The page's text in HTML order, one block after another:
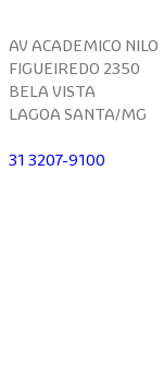
AV ACADEMICO NILO
FIGUEIREDO 2350
BELA VISTA
LAGOA SANTA/MG
31 3207-9100